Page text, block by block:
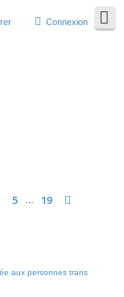
Connexion
5 19
aux personnes trans